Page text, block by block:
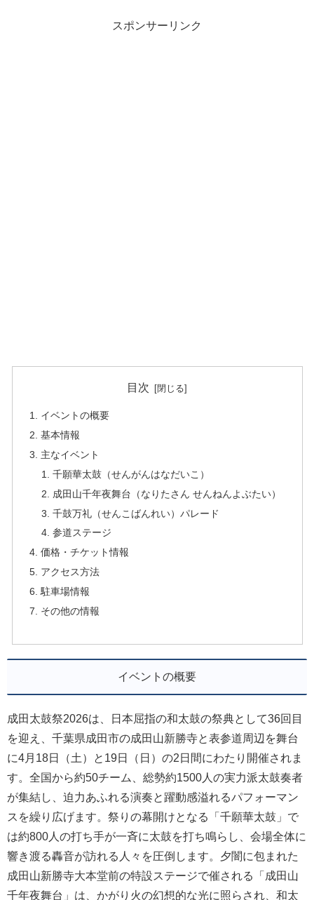
スポンサーリンク
目次
イベントの概要
基本情報
主なイベント
千願華太鼓（せんがんはなだいこ）
成田山千年夜舞台（なりたさん せんねんよぶたい）
千鼓万礼（せんこばんれい）パレード
参道ステージ
価格・チケット情報
アクセス方法
駐車場情報
その他の情報
イベントの概要
成田太鼓祭2026は、日本屈指の和太鼓の祭典として36回目
を迎え、千葉県成田市の成田山新勝寺と表参道周辺を舞台
に4月18日（土）と19日（日）の2日間にわたり開催されま
す。全国から約50チーム、総勢約1500人の実力派太鼓奏者
が集結し、迫力あふれる演奏と躍動感溢れるパフォーマン
スを繰り広げます。祭りの幕開けとなる「千願華太鼓」で
は約800人の打ち手が一斉に太鼓を打ち鳴らし、会場全体に
響き渡る轟音が訪れる人々を圧倒します。夕闇に包まれた
成田山新勝寺大本堂前の特設ステージで催される「成田山
千年夜舞台」は、かがり火の幻想的な光に照らされ、和太